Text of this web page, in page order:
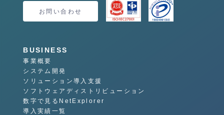
お問い合わせ
BUSINESS
事業概要
システム開発
ソリューション導入支援
ソフトウェアディストリビューション
数字で見るNetExplorer
導入実績一覧